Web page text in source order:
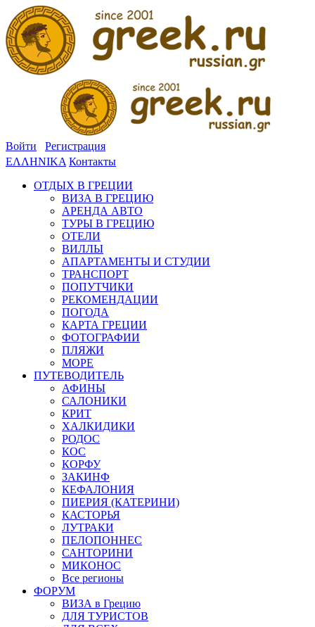
Войти
Регистрация
ΕΛΛΗΝΙΚΑ Контакты
ОТДЫХ В ГРЕЦИИ
ВИЗА В ГРЕЦИЮ
АРЕНДА АВТО
ТУРЫ В ГРЕЦИЮ
ОТЕЛИ
ВИЛЛЫ
АПАРТАМЕНТЫ И СТУДИИ
ТРАНСПОРТ
ПОПУТЧИКИ
РЕКОМЕНДАЦИИ
ПОГОДА
КАРТА ГРЕЦИИ
ФОТОГРАФИИ
ПЛЯЖИ
МОРЕ
ПУТЕВОДИТЕЛЬ
АФИНЫ
САЛОНИКИ
КРИТ
ХАЛКИДИКИ
РОДОС
КОС
КОРФУ
ЗАКИНФ
КЕФАЛОНИЯ
ПИЕРИЯ (КАТЕРИНИ)
КАСТОРЬЯ
ЛУТРАКИ
ПЕЛОПОННЕС
САНТОРИНИ
МИКОНОС
Все регионы
ФОРУМ
ВИЗА в Грецию
ДЛЯ ТУРИСТОВ